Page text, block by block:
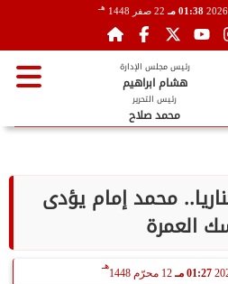
01:38 مـ 22 صفر 1448 هـ
رئيس مجلس الإدارة
هشام ابراهيم
رئيس التحرير
محمد صلاح
محمد إمام يؤدى
العمرة
01:27 مـ 12 محرّم 1448
هـ